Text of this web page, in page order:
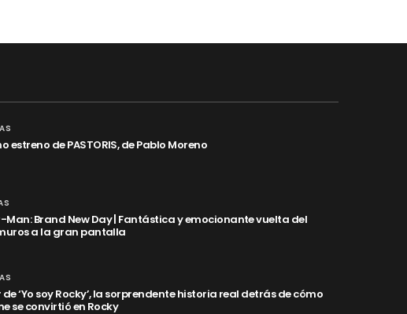
estreno de PASTORIS, de Pablo Moreno
Man: Brand New Day | Fantástica y emocionante vuelta del
a la gran pantalla
‘Yo soy Rocky’, la sorprendente historia real detrás de cómo
se convirtió en Rocky